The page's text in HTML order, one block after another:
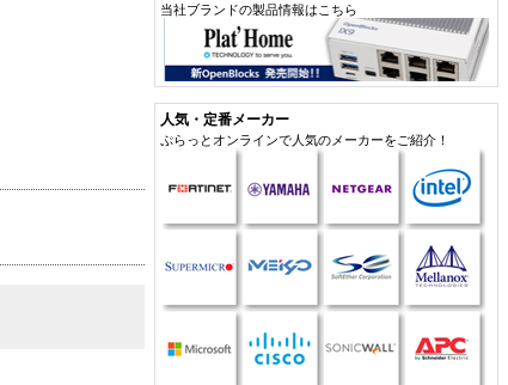
当社ブランドの製品情報はこちら
人気・定番メーカー
ぷらっとオンラインで人気のメーカーをご紹介！